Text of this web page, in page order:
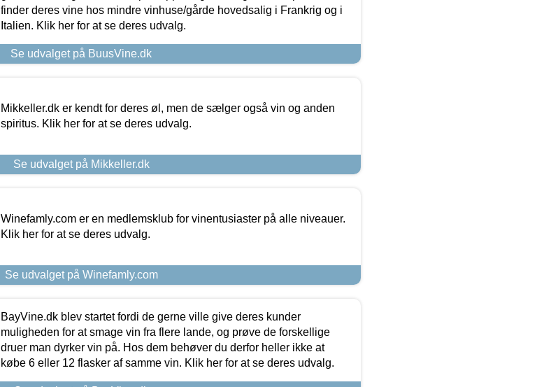
finder deres vine hos mindre vinhuse/gårde hovedsalig i Frankrig og i
Italien. Klik her for at se deres udvalg.
Se udvalget på BuusVine.dk
Mikkeller.dk er kendt for deres øl, men de sælger også vin og anden
spiritus. Klik her for at se deres udvalg.
Se udvalget på Mikkeller.dk
Winefamly.com er en medlemsklub for vinentusiaster på alle niveauer.
Klik her for at se deres udvalg.
Se udvalget på Winefamly.com
BayVine.dk blev startet fordi de gerne ville give deres kunder
muligheden for at smage vin fra flere lande, og prøve de forskellige
druer man dyrker vin på. Hos dem behøver du derfor heller ikke at
købe 6 eller 12 flasker af samme vin. Klik her for at se deres udvalg.